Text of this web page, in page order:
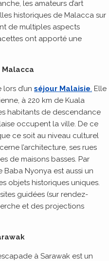
les amateurs d’art
historiques de Malacca sur
de multiples aspects
ont apporté une
d’un séjour Malaisie. Elle
à 220 km de Kuala
habitants de descendance
occupent la ville. De ce
ce soit au niveau culturel
l’architecture, ses rues
de maisons basses. Par
Baba Nyonya est aussi un
objets historiques uniques.
guidées (sur rendez-
et des projections
à Sarawak est un